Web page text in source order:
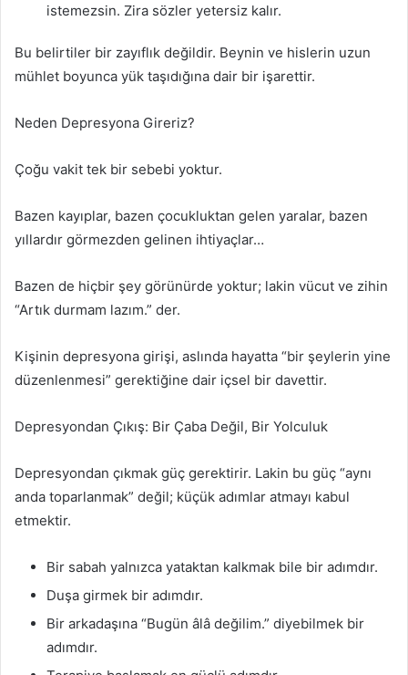
istemezsin. Zira sözler yetersiz kalır.
Bu belirtiler bir zayıflık değildir. Beynin ve hislerin uzun
mühlet boyunca yük taşıdığına dair bir işarettir.
Neden Depresyona Gireriz?
Çoğu vakit tek bir sebebi yoktur.
Bazen kayıplar, bazen çocukluktan gelen yaralar, bazen
yıllardır görmezden gelinen ihtiyaçlar…
Bazen de hiçbir şey görünürde yoktur; lakin vücut ve zihin
“Artık durmam lazım.” der.
Kişinin depresyona girişi, aslında hayatta “bir şeylerin yine
düzenlenmesi” gerektiğine dair içsel bir davettir.
Depresyondan Çıkış: Bir Çaba Değil, Bir Yolculuk
Depresyondan çıkmak güç gerektirir. Lakin bu güç “aynı
anda toparlanmak” değil; küçük adımlar atmayı kabul
etmektir.
Bir sabah yalnızca yataktan kalkmak bile bir adımdır.
Duşa girmek bir adımdır.
Bir arkadaşına “Bugün âlâ değilim.” diyebilmek bir
adımdır.